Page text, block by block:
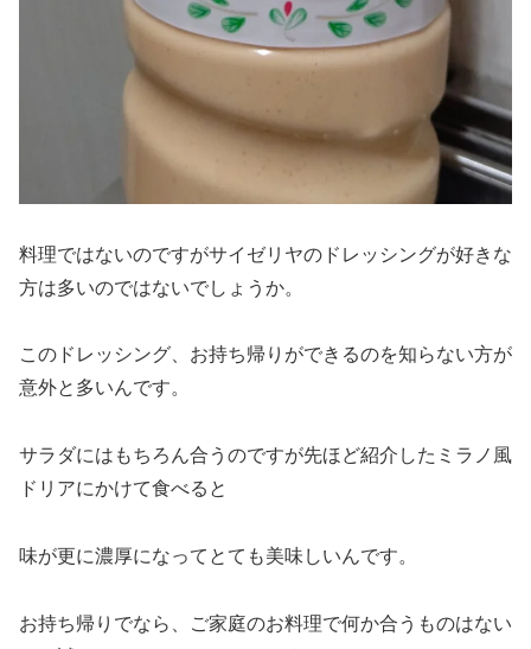
料理ではないのですがサイゼリヤのドレッシングが好きな
方は多いのではないでしょうか。
このドレッシング、お持ち帰りができるのを知らない方が
意外と多いんです。
サラダにはもちろん合うのですが先ほど紹介したミラノ風
ドリアにかけて食べると
味が更に濃厚になってとても美味しいんです。
お持ち帰りでなら、ご家庭のお料理で何か合うものはない